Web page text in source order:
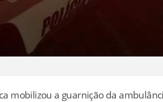
mobilizou a guarnição da